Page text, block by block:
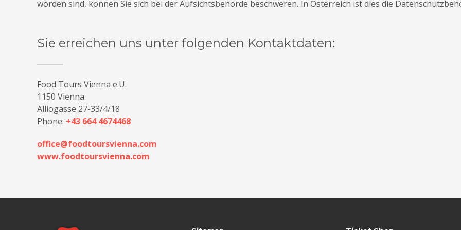
worden sind, können Sie sich bei der Aufsichtsbehörde beschweren. In Österreich ist dies die
Sie erreichen uns unter folgenden Kontaktdaten:
Food Tours Vienna e.U.
1150 Vienna
Alliogasse 27-33/4/18
Phone: +43 664 4674468
office@foodtoursvienna.com
www.foodtoursvienna.com